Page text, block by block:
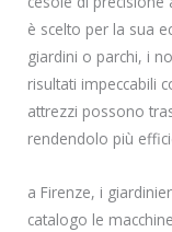
è scelto per la sua
giardini o parchi, i
risultati impeccabili
attrezzi possono
rendendolo più
a Firenze, i
catalogo le